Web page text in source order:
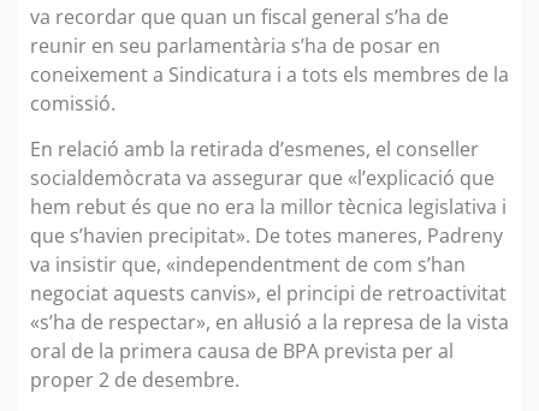
va recordar que quan un fiscal general s’ha de
reunir en seu parlamentària s’ha de posar en
coneixement a Sindicatura i a tots els membres de la
comissió.
En relació amb la retirada d’esmenes, el conseller
socialdemòcrata va assegurar que «l’explicació que
hem rebut és que no era la millor tècnica legislativa i
que s’havien precipitat». De totes maneres, Padreny
va insistir que, «independentment de com s’han
negociat aquests canvis», el principi de retroactivitat
«s’ha de respectar», en al·lusió a la represa de la vista
oral de la primera causa de BPA prevista per al
proper 2 de desembre.